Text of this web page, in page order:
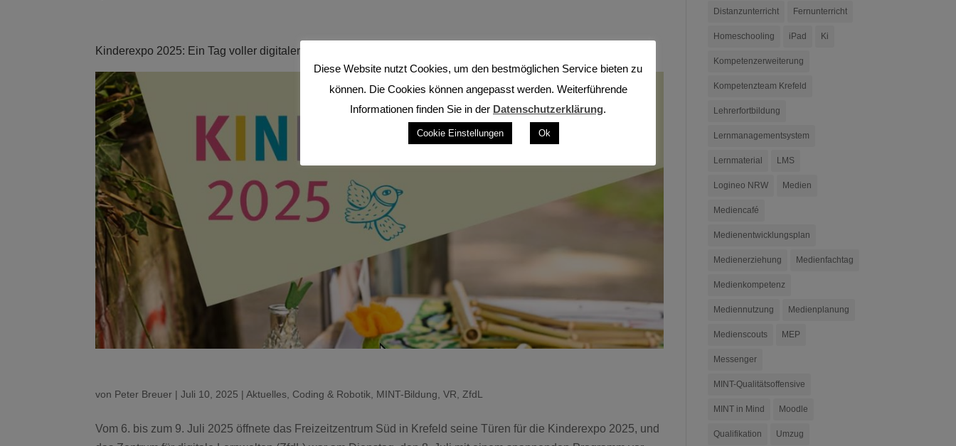
Kinderexpo 2025: Ein Tag voller digitaler Entdeckungen mit dem ZfdL
von Peter Breuer |Juli 10, 2025 |Aktuelles Coding & Robotik MINT-Bildung ,VR ZfdL
Vom 6. bis zum 9. Juli 2025 öffnete das Freizeitzentrum Süd in Krefeld seine Türen für die Kinderexpo 2025, und
Distanzunterricht Fernunterricht
Homeschooling iPad Ki
Kompetenzerweiterung
Kompetenzteam Krefeld
Lehrerfortbildung
Lernmanagementsystem
Lernmaterial LMS
Logineo NRW Medien
Mediencafé
Medienentwicklungsplan
Medienerziehung Medienfachtag
Medienkompetenz
Mediennutzung Medienplanung
Medienscouts MEP
Messenger
MINT-Qualitätsoffensive
MINT in Mind Moodle
Qualifikation Umzug
Diese Website nutzt Cookies, um den bestmöglichen Service bieten zu
können. Die Cookies können angepasst werden. Weiterführende
Informationen finden Sie in der Datenschutzerklärung.
Cookie Einstellungen Ok